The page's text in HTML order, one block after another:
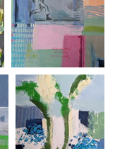
Lola rennt 550x6